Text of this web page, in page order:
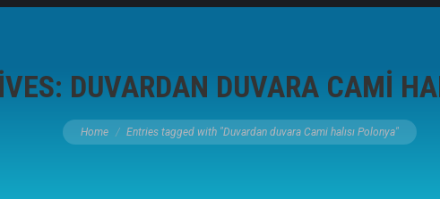
DUVARDAN DUVARA CAMI
You are here:
Home Entries tagged with "Duvardan duvara Cami halısı Polonya"